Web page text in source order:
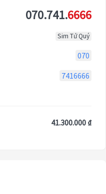
070.741.6666
Sim Tứ Quý
070
7416666
41.300.000 ₫